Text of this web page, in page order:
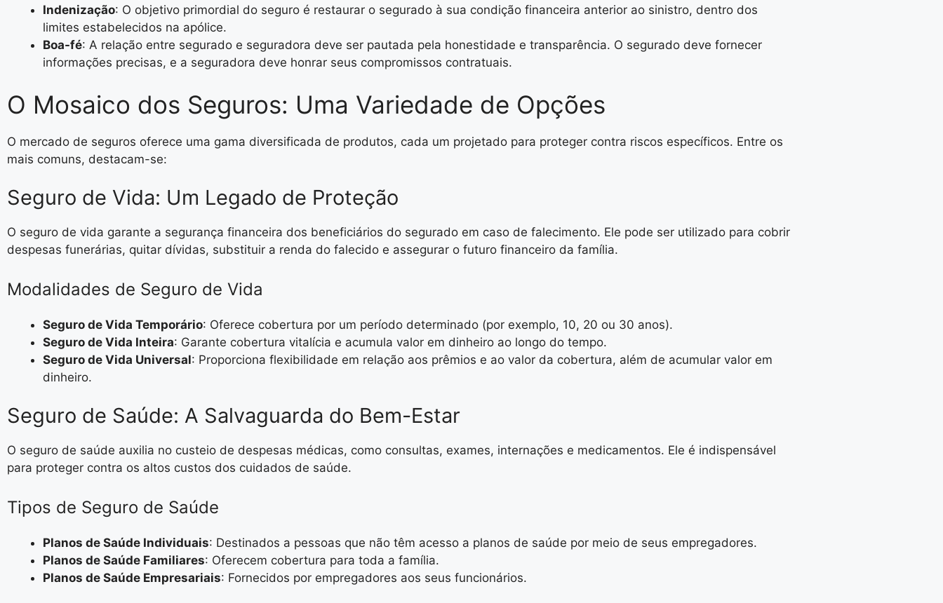
Indenização: O objetivo primordial do seguro é restaurar o segurado à sua condição financeira anterior ao sinistro, dentro dos
limites estabelecidos na apólice.
Boa-fé: A relação entre segurado e seguradora deve ser pautada pela honestidade e transparência. O segurado deve fornecer
informações precisas, e a seguradora deve honrar seus compromissos contratuais.
O Mosaico dos Seguros: Uma Variedade de Opções
O mercado de seguros oferece uma gama diversificada de produtos, cada um projetado para proteger contra riscos específicos. Entre os
mais comuns, destacam-se:
Seguro de Vida: Um Legado de Proteção
O seguro de vida garante a segurança financeira dos beneficiários do segurado em caso de falecimento. Ele pode ser utilizado para cobrir
despesas funerárias, quitar dívidas, substituir a renda do falecido e assegurar o futuro financeiro da família.
Modalidades de Seguro de Vida
Seguro de Vida Temporário: Oferece cobertura por um período determinado (por exemplo, 10, 20 ou 30 anos).
Seguro de Vida Inteira: Garante cobertura vitalícia e acumula valor em dinheiro ao longo do tempo.
Seguro de Vida Universal: Proporciona flexibilidade em relação aos prêmios e ao valor da cobertura, além de acumular valor em
dinheiro.
Seguro de Saúde: A Salvaguarda do Bem-Estar
O seguro de saúde auxilia no custeio de despesas médicas, como consultas, exames, internações e medicamentos. Ele é indispensável
para proteger contra os altos custos dos cuidados de saúde.
Tipos de Seguro de Saúde
Planos de Saúde Individuais: Destinados a pessoas que não têm acesso a planos de saúde por meio de seus empregadores.
Planos de Saúde Familiares: Oferecem cobertura para toda a família.
Planos de Saúde Empresariais: Fornecidos por empregadores aos seus funcionários.